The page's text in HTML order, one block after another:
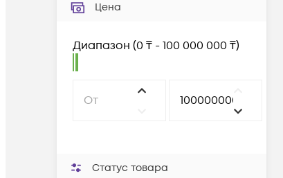
Цена
Диапазон (0 ₸ - 100 000 000 ₸)
Статус товара